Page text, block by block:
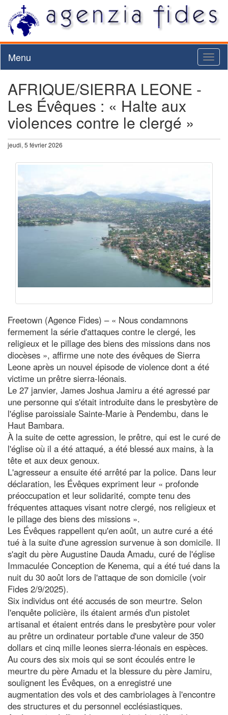
Menu
AFRIQUE/SIERRA LEONE -
Les Évêques : « Halte aux
violences contre le clergé »
jeudi, 5 février 2026
Freetown (Agence Fides) – « Nous condamnons
fermement la série d'attaques contre le clergé, les
religieux et le pillage des biens des missions dans nos
diocèses », affirme une note des évêques de Sierra
Leone après un nouvel épisode de violence dont a été
victime un prêtre sierra-léonais.
Le 27 janvier, James Joshua Jamiru a été agressé par
une personne qui s'était introduite dans le presbytère de
l'église paroissiale Sainte-Marie à Pendembu, dans le
Haut Bambara.
À la suite de cette agression, le prêtre, qui est le curé de
l'église où il a été attaqué, a été blessé aux mains, à la
tête et aux deux genoux.
L'agresseur a ensuite été arrêté par la police. Dans leur
déclaration, les Évêques expriment leur « profonde
préoccupation et leur solidarité, compte tenu des
fréquentes attaques visant notre clergé, nos religieux et
le pillage des biens des missions ».
Les Évêques rappellent qu'en août, un autre curé a été
tué à la suite d'une agression survenue à son domicile. Il
s'agit du père Augustine Dauda Amadu, curé de l'église
Immaculée Conception de Kenema, qui a été tué dans la
nuit du 30 août lors de l'attaque de son domicile (voir
Fides 2/9/2025).
Six individus ont été accusés de son meurtre. Selon
l'enquête policière, ils étaient armés d'un pistolet
artisanal et étaient entrés dans le presbytère pour voler
au prêtre un ordinateur portable d'une valeur de 350
dollars et cinq mille leones sierra-léonais en espèces.
Au cours des six mois qui se sont écoulés entre le
meurtre du père Amadu et la blessure du père Jamiru,
soulignent les Évêques, on a enregistré une
augmentation des vols et des cambriolages à l'encontre
des structures et du personnel ecclésiastiques.